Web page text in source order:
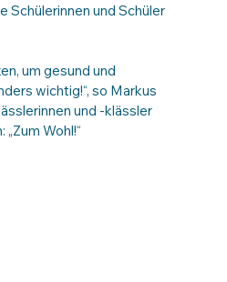
Schülerinnen und Schüler
um gesund und
wichtig!“, so Markus
und -klässler
Wohl!“